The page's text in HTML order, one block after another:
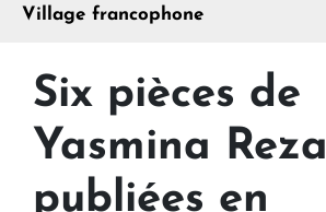
Village francophone
Six pièces de
Yasmina Reza
publiées en